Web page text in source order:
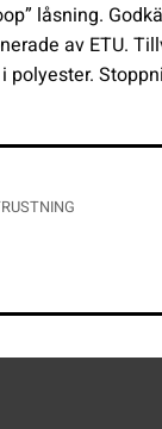
låsning.
av ETU.
polyester.